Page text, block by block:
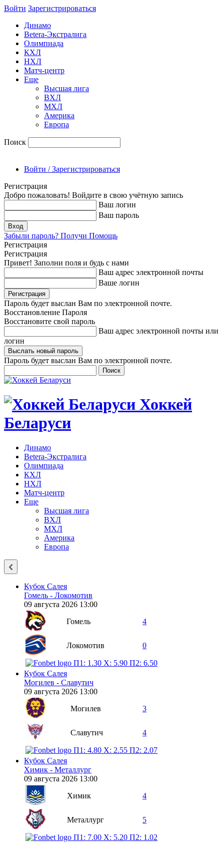
Войти Зарегиcтрироваться
Динамо
Betera-Экстралига
Олимпиада
КХЛ
НХЛ
Матч-центр
Еще
Высшая лига
ВХЛ
МХЛ
Америка
Европа
Поиск
Войти / Зарегистрироваться
Регистрация
Добро пожаловать! Войдите в свою учётную запись
Ваш логин
Ваш пароль
Забыли пароль? Получи Помощь
Регистрация
Регистрация
Привет! Заполни поля и будь с нами
Ваш адрес электронной почты
Ваше логин
Пароль будет выслан Вам по электронной почте.
Восстановление Пароля
Восстановите свой пароль
Ваш адрес электронной почты или
логин
Пароль будет выслан Вам по электронной почте.
Хоккей
Беларуси
Динамо
Betera-Экстралига
Олимпиада
КХЛ
НХЛ
Матч-центр
Еще
Высшая лига
ВХЛ
МХЛ
Америка
Европа
Кубок Салея
Гомель - Локомотив
09 августа 2026 13:00
Гомель
4
Локомотив 0
П1: 1.30 X: 5.90 П2: 6.50
Кубок Салея
Могилев - Славутич
09 августа 2026 13:00
Могилев
3
Славутич 4
П1: 4.80 X: 2.55 П2: 2.07
Кубок Салея
Химик - Металлург
09 августа 2026 13:00
Химик
4
Металлург 5
П1: 7.00 X: 5.20 П2: 1.02